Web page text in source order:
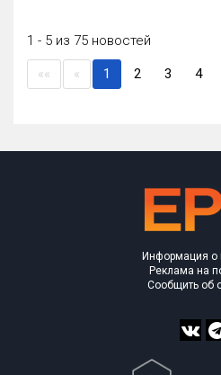
1 - 5 из 75 новостей
«« « 1 (current)
2 3 4
Информация о
Реклама на
Сообщить об